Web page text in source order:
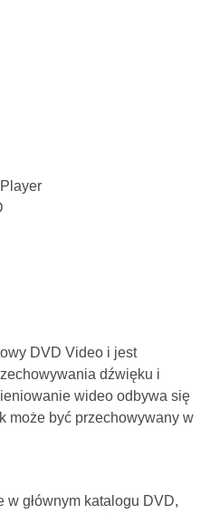
DVD Video i jest
dźwięku i
wideo odbywa się
może być przechowywany w
w głównym katalogu DVD,